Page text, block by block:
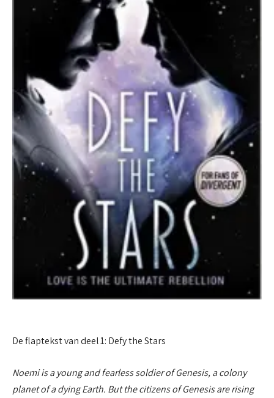
De flaptekst van deel 1: Defy the Stars
Noemi is a young and fearless soldier of Genesis, a colony
planet of a dying Earth. But the citizens of Genesis are rising